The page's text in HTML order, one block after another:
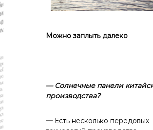
Можно заплыть далеко
— Солнечные панели
производства?
—Есть несколько передовых